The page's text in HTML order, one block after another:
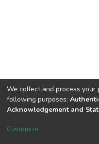
DSpace software
We collect and process
following purposes:
Acknowledgement and
Customize